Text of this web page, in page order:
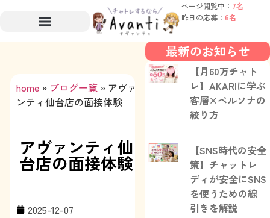
ページ閲覧中： 7名
昨日の応募： 6名
home » ブログ一覧 » アヴァ
ンティ仙台店の面接体験
アヴァンティ仙
台店の面接体験
2025-12-07
最新のお知らせ
【月60万チャト
レ】AKARIに学ぶ
客層×ペルソナの
絞り方
【SNS時代の安全
策】チャットレ
ディが安全にSNS
を使うための線
引きを解説